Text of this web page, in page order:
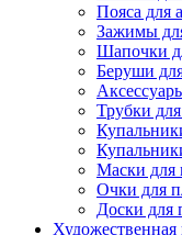
Пояса для
Зажимы
Шапочки
Беруши
Трубки
Маски для
Очки для
Доски для
Художественная